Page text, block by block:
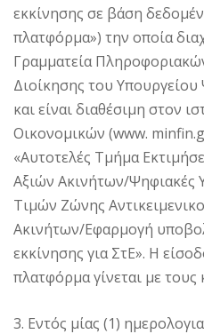
εκκίνησης σε βάση
πλατφόρμα») την οποία
Γραμματεία
Διοίκησης του
και είναι διαθέσιμη στον
Οικονομικών (www.
«Αυτοτελές Τμήμα
Αξιών Ακινήτων/Ψηφιακές
Τιμών Ζώνης
Ακινήτων/Εφαρμογή
εκκίνησης για ΣτΕ». Η
πλατφόρμα γίνεται με
3. Εντός μίας (1)